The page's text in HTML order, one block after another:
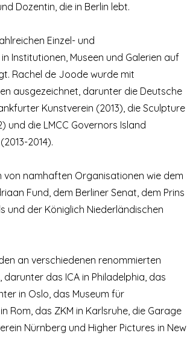
Dozentin, die in Berlin lebt.
Einzel- und
Institutionen, Museen und Galerien auf
Rachel de Joode wurde mit
ausgezeichnet, darunter die Deutsche
Kunstverein (2013), die Sculpture
und die LMCC Governors Island
2014).
von namhaften Organisationen wie dem
Fund, dem Berliner Senat, dem Prins
und der Königlich Niederländischen
an verschiedenen renommierten
das ICA in Philadelphia, das
in Oslo, das Museum für
Rom, das ZKM in Karlsruhe, die Garage
Nürnberg und Higher Pictures in New